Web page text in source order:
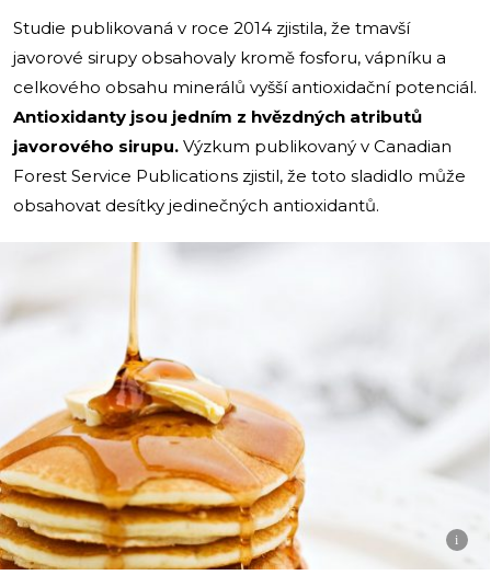
Studie publikovaná v roce 2014 zjistila, že tmavší
javorové sirupy obsahovaly kromě fosforu, vápníku a
celkového obsahu minerálů vyšší antioxidační potenciál.
Antioxidanty jsou jedním z hvězdných atributů
javorového sirupu. Výzkum publikovaný v Canadian
Forest Service Publications zjistil, že toto sladidlo může
obsahovat desítky jedinečných antioxidantů.
i